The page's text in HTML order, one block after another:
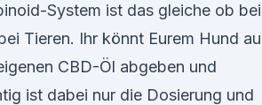
System ist das gleiche ob
Tieren. Ihr könnt Eurem Hund
CBD-Öl abgeben und
ist dabei nur die Dosierung und